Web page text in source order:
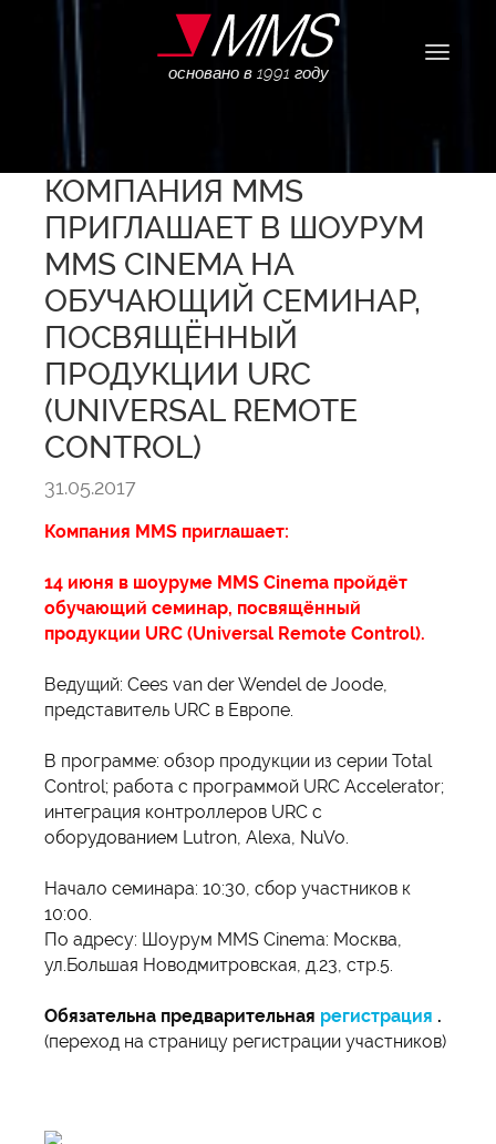
основано в 1991 году
КОМПАНИЯ MMS
ПРИГЛАШАЕТ В ШОУРУМ
MMS CINEMA НА
ОБУЧАЮЩИЙ СЕМИНАР,
ПОСВЯЩЁННЫЙ
ПРОДУКЦИИ URC
(UNIVERSAL REMOTE
CONTROL)
31.05.2017
Компания MMS приглашает:
14 июня в шоуруме MMS Cinema пройдёт
обучающий семинар, посвящённый
продукции URC (Universal Remote Control).
Ведущий: Cees van der Wendel de Joode,
представитель URC в Европе.
В программе: обзор продукции из серии Total
Control; работа с программой URC Accelerator;
интеграция контроллеров URC с
оборудованием Lutron, Alexa, NuVo.
Начало семинара: 10:30, сбор участников к
10:00.
По адресу: Шоурум MMS Cinema: Москва,
ул.Большая Новодмитровская, д.23, стр.5.
Обязательна предварительная регистрация .
(переход на страницу регистрации участников)